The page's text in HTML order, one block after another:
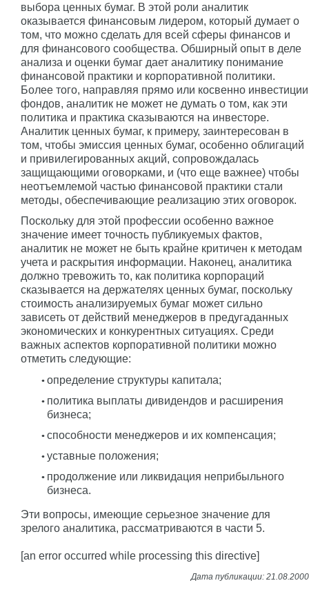
выбора ценных бумаг. В этой роли аналитик
оказывается финансовым лидером, который думает о
том, что можно сделать для всей сферы финансов и
для финансового сообщества. Обширный опыт в деле
анализа и оценки бумаг дает аналитику понимание
финансовой практики и корпоративной политики.
Более того, направляя прямо или косвенно инвестиции
фондов, аналитик не может не думать о том, как эти
политика и практика сказываются на инвесторе.
Аналитик ценных бумаг, к примеру, заинтересован в
том, чтобы эмиссия ценных бумаг, особенно облигаций
и привилегированных акций, сопровождалась
защищающими оговорками, и (что еще важнее) чтобы
неотъемлемой частью финансовой практики стали
методы, обеспечивающие реализацию этих оговорок.
Поскольку для этой профессии особенно важное
значение имеет точность публикуемых фактов,
аналитик не может не быть крайне критичен к методам
учета и раскрытия информации. Наконец, аналитика
должно тревожить то, как политика корпораций
сказывается на держателях ценных бумаг, поскольку
стоимость анализируемых бумаг может сильно
зависеть от действий менеджеров в предугаданных
экономических и конкурентных ситуациях. Среди
важных аспектов корпоративной политики можно
отметить следующие:
определение структуры капитала;
политика выплаты дивидендов и расширения
бизнеса;
способности менеджеров и их компенсация;
уставные положения;
продолжение или ликвидация неприбыльного
бизнеса.
Эти вопросы, имеющие серьезное значение для
зрелого аналитика, рассматриваются в части 5.
[an error occurred while processing this directive]